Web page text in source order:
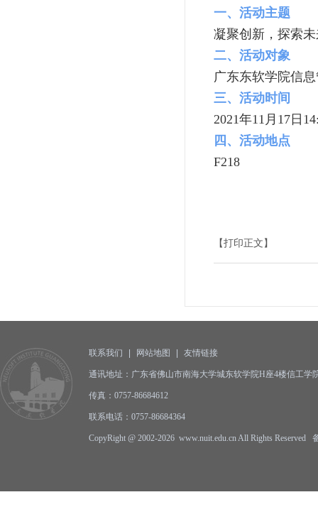
一、活动主题
凝聚创新，探索
二、活动对象
广东东软学院信
三、活动时间
2021年11月17日
四、活动地点
F218
【打印正文】
联系我们 | 网站地图 | 友情链接
通讯地址：广东省佛山市南海大学城东软学院H座4楼信工
传真：0757-86684612
联系电话：0757-86684364
CopyRight @ 2002-2026 www.nuit.edu.cn All Rights Reserved